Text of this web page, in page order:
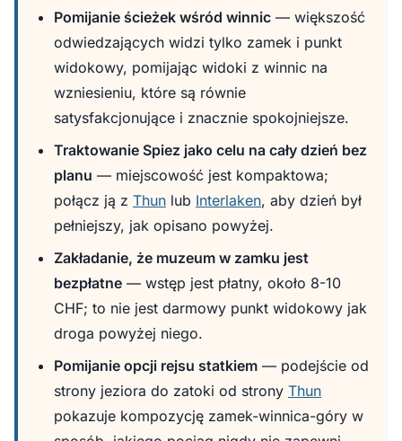
Pomijanie ścieżek wśród winnic — większość
odwiedzających widzi tylko zamek i punkt
widokowy, pomijając widoki z winnic na
wzniesieniu, które są równie
satysfakcjonujące i znacznie spokojniejsze.
Traktowanie Spiez jako celu na cały dzień bez
planu — miejscowość jest kompaktowa;
połącz ją z Thun lub Interlaken, aby dzień był
pełniejszy, jak opisano powyżej.
Zakładanie, że muzeum w zamku jest
bezpłatne — wstęp jest płatny, około 8-10
CHF; to nie jest darmowy punkt widokowy jak
droga powyżej niego.
Pomijanie opcji rejsu statkiem — podejście od
strony jeziora do zatoki od strony Thun
pokazuje kompozycję zamek-winnica-góry w